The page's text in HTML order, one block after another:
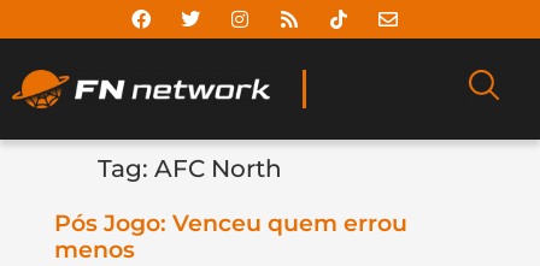
Tag: AFC North
Pós Jogo: Venceu quem errou
menos